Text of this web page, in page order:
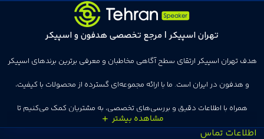
تهران اسپیکر | مرجع تخصصی هدفون و اسپیکر
هدف تهران اسپیکر ارتقای سطح آگاهی مخاطبان و معرفی برترین برندهای اسپیکر
و هدفون در ایران است. ما با ارائه مجموعه‌ای گسترده از محصولات با کیفیت،
همراه با اطلاعات دقیق و بررسی‌های تخصصی، به مشتریان کمک می‌کنیم تا
انتخاب‌های درست و هوشمندانه‌ای داشته باشند. تهران اسپیکر با تجربه‌ای بیش از
اطلاعات تماس